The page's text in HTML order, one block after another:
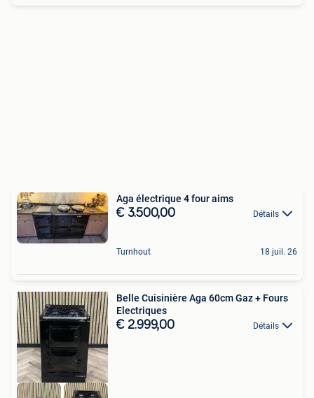
Aga électrique 4 four aims
€ 3.500,00 Détails
Turnhout 18 juil. 26
Belle Cuisinière Aga 60cm Gaz + Fours
Electriques
€ 2.999,00 Détails